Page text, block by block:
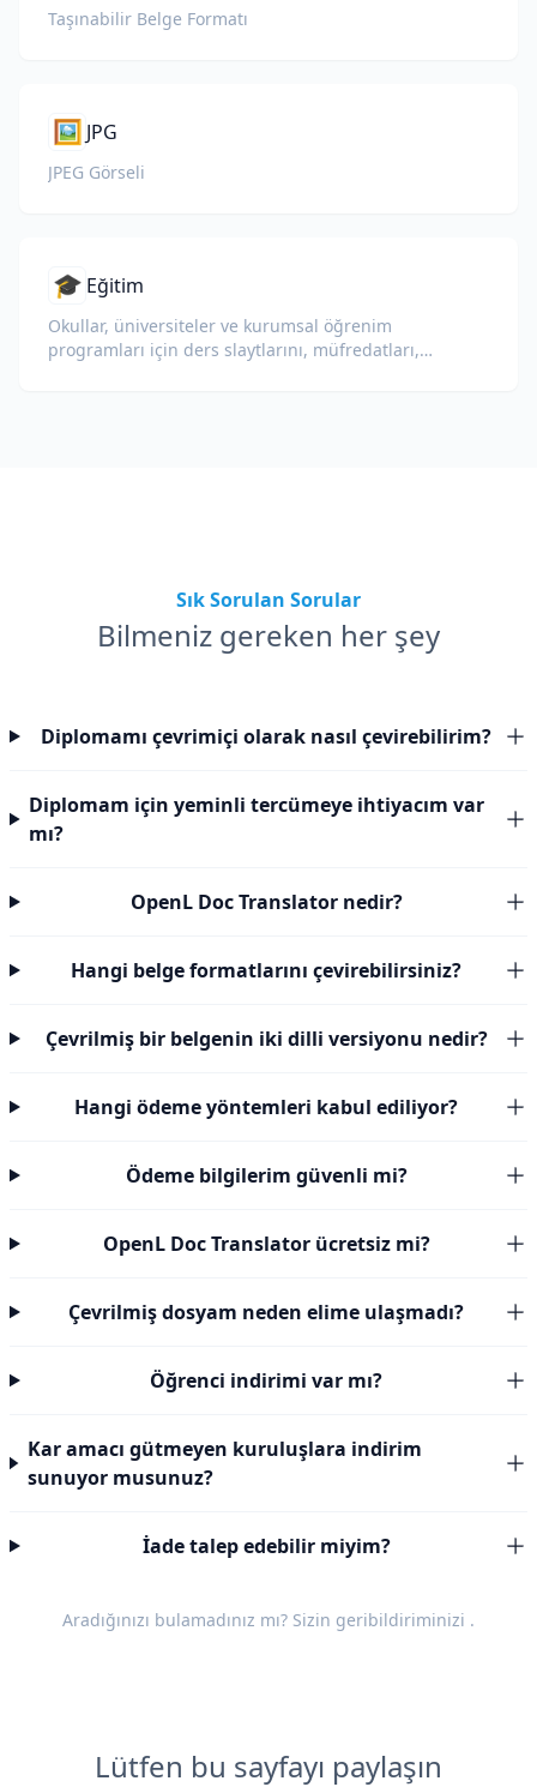
Taşınabilir Belge Formatı
🖼️ JPG
JPEG Görseli
🎓 Eğitim
Okullar, üniversiteler ve kurumsal öğrenim
programları için ders slaytlarını, müfredatları,
Sık Sorulan Sorular
Bilmeniz gereken her şey
Diplomamı çevrimiçi olarak nasıl çevirebilirim?
Diplomam için yeminli tercümeye ihtiyacım var
mı?
OpenL Doc Translator nedir?
Hangi belge formatlarını çevirebilirsiniz?
Çevrilmiş bir belgenin iki dilli versiyonu nedir?
Hangi ödeme yöntemleri kabul ediliyor?
Ödeme bilgilerim güvenli mi?
OpenL Doc Translator ücretsiz mi?
Çevrilmiş dosyam neden elime ulaşmadı?
Öğrenci indirimi var mı?
Kar amacı gütmeyen kuruluşlara indirim
sunuyor musunuz?
İade talep edebilir miyim?
Aradığınızı bulamadınız mı? Sizin geribildiriminizi .
Lütfen bu sayfayı paylaşın